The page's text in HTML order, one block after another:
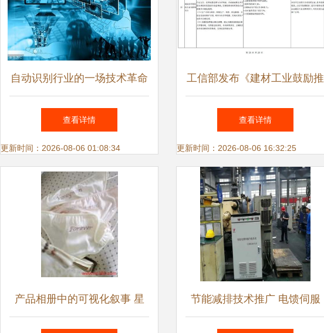
自动识别行业的一场技术革命
——射频识别技术推广
查看详情
更新时间：2026-08-06 01:08:34
工信部发布《建材工业鼓励推
广应用的技术和产品目录
（2023年本）》 助力绿色转
型与技术创新
查看详情
更新时间：2026-08-06 16:32:25
产品相册中的可视化叙事 星 节能减排技术推广 电馈伺服